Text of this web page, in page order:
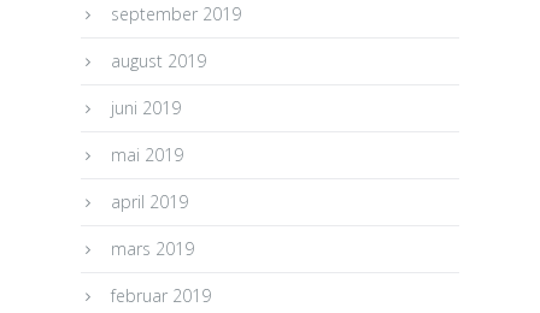
september 2019
august 2019
juni 2019
mai 2019
april 2019
mars 2019
februar 2019